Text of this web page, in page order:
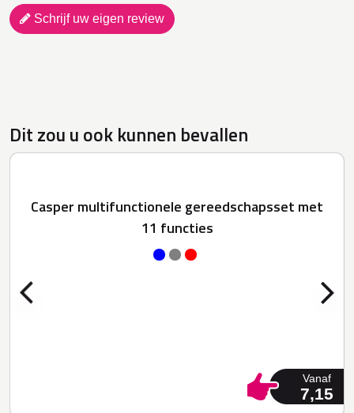
Schrijf uw eigen review
Dit zou u ook kunnen bevallen
Casper multifunctionele gereedschapsset met
11 functies
Vanaf
7,15